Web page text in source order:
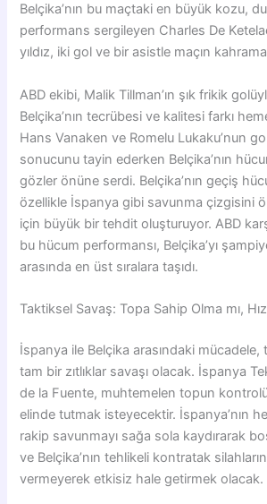
Belçika’nın bu maçtaki en büyük kozu,
performans sergileyen Charles De
yıldız, iki gol ve bir asistle maçın
ABD ekibi, Malik Tillman’ın şık frikik
Belçika’nın tecrübesi ve kalitesi farkı
Hans Vanaken ve Romelu Lukaku’nun
sonucunu tayin ederken Belçika’nın
gözler önüne serdi. Belçika’nın geçiş
özellikle İspanya gibi savunma çizgisini
için büyük bir tehdit oluşturuyor. ABD
bu hücum performansı, Belçika’yı
arasında en üst sıralara taşıdı.
Taktiksel Savaş: Topa Sahip Olma mı,
İspanya ile Belçika arasındaki
tam bir zıtlıklar savaşı olacak. İspanya
de la Fuente, muhtemelen topun
elinde tutmak isteyecektir. İspanya’nın
rakip savunmayı sağa sola kaydırarak
ve Belçika’nın tehlikeli kontratak
vermeyerek etkisiz hale getirmek olacak.